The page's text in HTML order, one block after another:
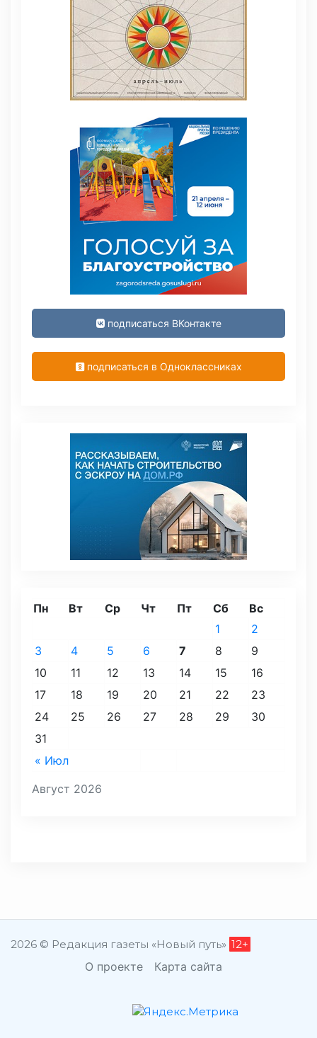
подписаться ВКонтакте
подписаться в Одноклассниках
Август 2026
Пн Вт Ср Чт Пт Сб Вс
« Июл
1
2
3
4 5 6 7 8
9
10
11 12 13 14 15
16
17
18 19 20 21 22
23
24
25 26 27 28 29
30
31
2026 © Редакция газеты «Новый путь» 12+
О проекте Карта сайта